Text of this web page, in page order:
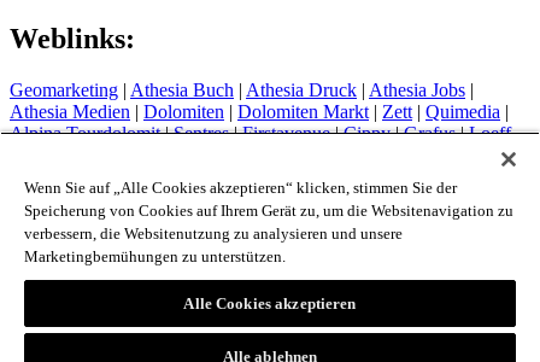
Weblinks:
Geomarketing | Athesia Buch | Athesia Druck | Athesia Jobs |
Athesia Medien | Dolomiten | Dolomiten Markt | Zett | Quimedia |
Alpina Tourdolomit|Sentres|Firstavenue|Cippy|Grafus|Loeff
Schnals|Sport Media Südtirol
Impressum
Privacy Policy
Cookie Policy
Wenn Sie auf „Alle Cookies akzeptieren“ klicken, stimmen Sie der
Speicherung von Cookies auf Ihrem Gerät zu, um die Websitenavigation zu
verbessern, die Websitenutzung zu analysieren und unsere
Marketingbemühungen zu unterstützen.
Alle Cookies akzeptieren
Alle ablehnen